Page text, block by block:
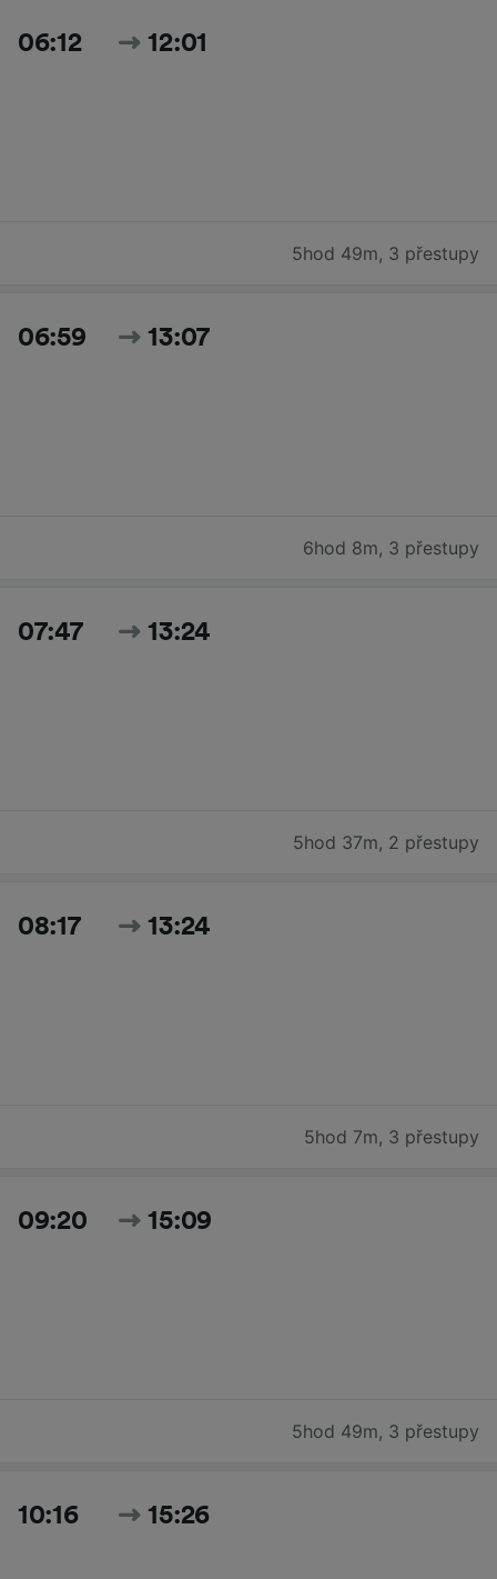
06:12 12:01
5hod 49m, 3 přestupy
06:59 13:07
6hod 8m, 3 přestupy
07:47 13:24
5hod 37m, 2 přestupy
08:17 13:24
5hod 7m, 3 přestupy
09:20 15:09
5hod 49m, 3 přestupy
10:16 15:26